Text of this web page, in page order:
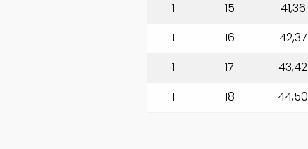
1
15 41,36
1
16 42,37
1
17 43,42
1
18 44,50